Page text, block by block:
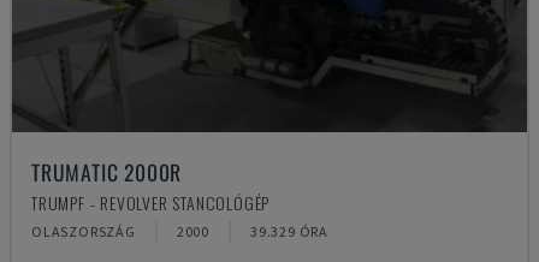
TRUMATIC 2000R
TRUMPF - REVOLVER STANCOLÓGÉP
OLASZORSZÁG 2000 39.329 ÓRA